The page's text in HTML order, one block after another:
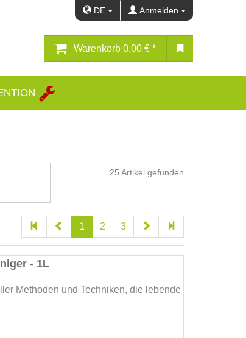
DE Anmelden
Warenkorb 0,00 € *
25 Artikel gefunden
1 2 3
- 1L
Methoden und Techniken, die lebende